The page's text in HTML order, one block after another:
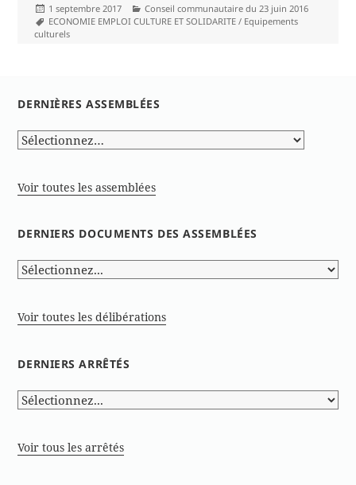
Publié
le
1 septembre 2017 Catégories
Conseil communautaire du 23 juin 2016
Mots-
clés
ECONOMIE EMPLOI CULTURE ET SOLIDARITE / Equipements
culturels
DERNIÈRES ASSEMBLÉES
Voir toutes les assemblées
DERNIERS DOCUMENTS DES ASSEMBLÉES
Voir toutes les délibérations
DERNIERS ARRÊTÉS
Voir tous les arrêtés